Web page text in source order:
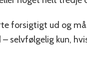
forsigtigt ud og
selvfølgelig kun,